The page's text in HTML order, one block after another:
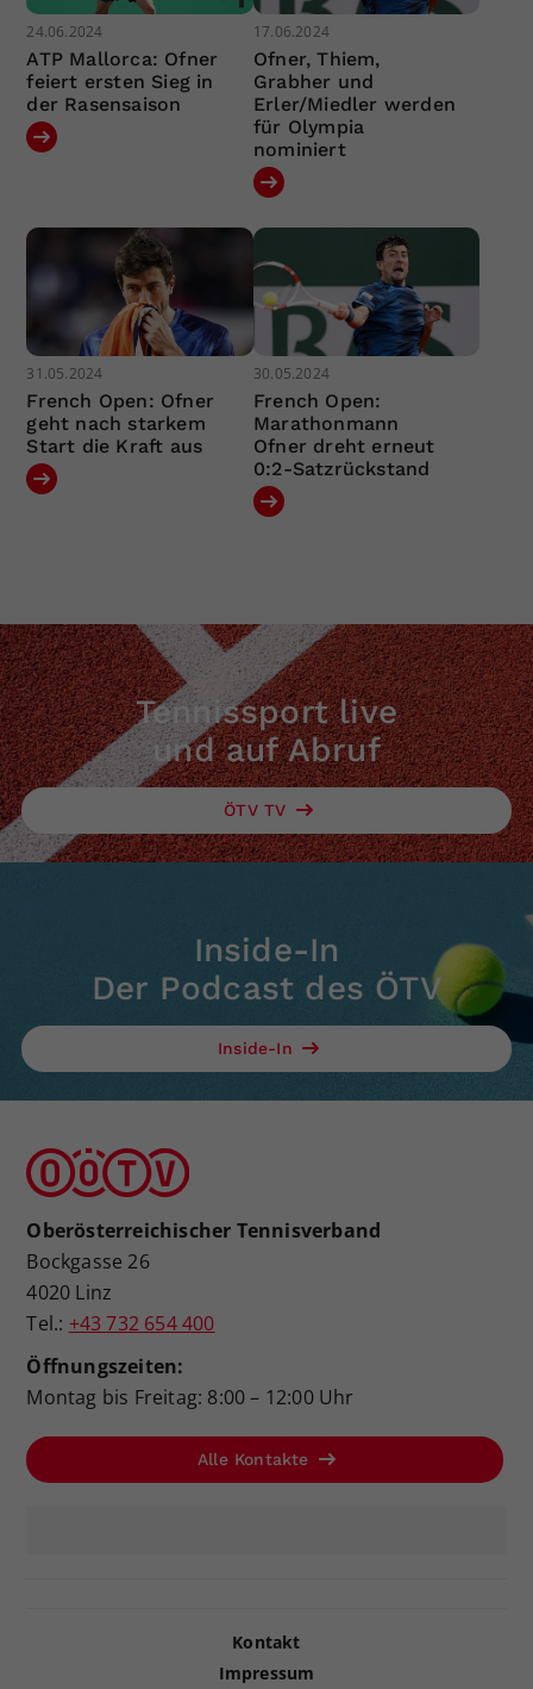
24.06.2024
ATP Mallorca: Ofner
feiert ersten Sieg in
der Rasensaison
17.06.2024
Ofner, Thiem,
Grabher und
Erler/Miedler werden
für Olympia
nominiert
31.05.2024
French Open: Ofner
geht nach starkem
Start die Kraft aus
30.05.2024
French Open:
Marathonmann
Ofner dreht erneut
0:2-Satzrückstand
Tennissport live
und auf Abruf
ÖTV TV
Inside-In
Der Podcast des ÖTV
Inside-In
Oberösterreichischer Tennisverband
Bockgasse 26
4020 Linz
Tel.: +43 732 654 400
Öffnungszeiten:
Montag bis Freitag: 8:00 – 12:00 Uhr
Alle Kontakte
Kontakt
Impressum